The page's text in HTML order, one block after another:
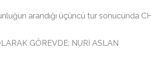
arandığı üçüncü tur sonucunda
GÖREVDE: NURİ ASLAN